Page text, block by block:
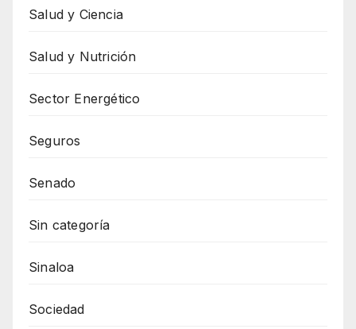
Salud y Ciencia
Salud y Nutrición
Sector Energético
Seguros
Senado
Sin categoría
Sinaloa
Sociedad